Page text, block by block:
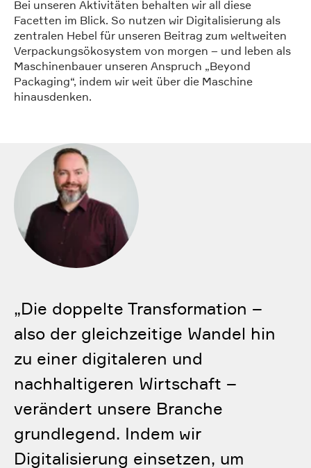
Bei unseren Aktivitäten behalten wir all diese
Facetten im Blick. So nutzen wir Digitalisierung als
zentralen Hebel für unseren Beitrag zum weltweiten
Verpackungsökosystem von morgen – und leben als
Maschinenbauer unseren Anspruch „Beyond
Packaging“, indem wir weit über die Maschine
hinausdenken.
„Die doppelte Transformation –
also der gleichzeitige Wandel hin
zu einer digitaleren und
nachhaltigeren Wirtschaft –
verändert unsere Branche
grundlegend. Indem wir
Digitalisierung einsetzen, um